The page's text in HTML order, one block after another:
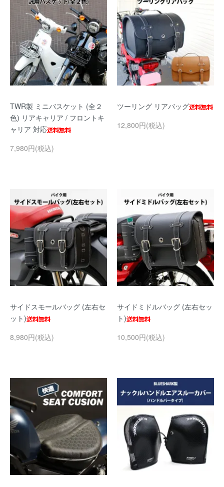
TWR製 ミニバスケット (全２
色) リアキャリア / フロントキ
ャリア 対応
7,980円(税込)
ツーリング リアバッグ
12,800円(税込)
サイドスモールバッグ (左右セ
ット)
8,980円(税込)
サイドミドルバッグ (左右セッ
ト)
10,500円(税込)